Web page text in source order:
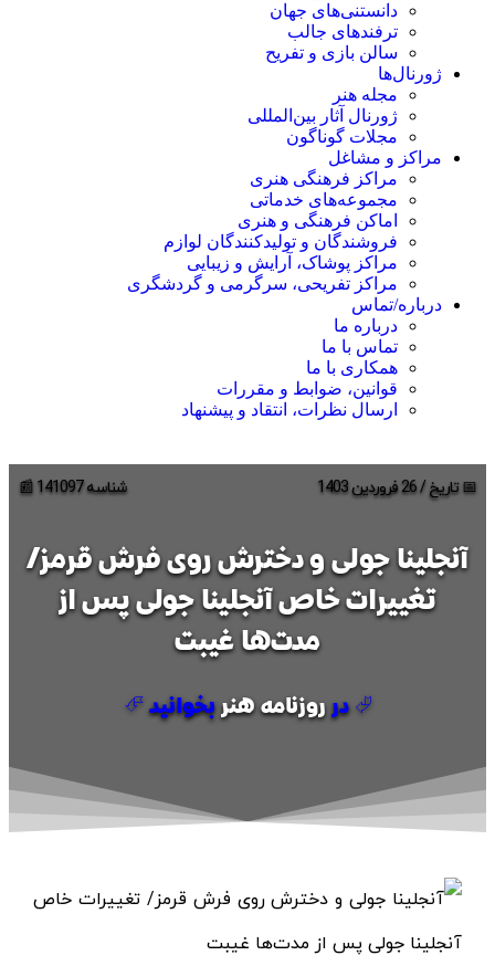
دانستنی‌های جهان
ترفندهای جالب
سالن بازی و تفریح
ژورنال‌ها
مجله هنر
ژورنال آثار بین‌المللی
مجلات گوناگون
مراکز و مشاغل
مراکز فرهنگی هنری
مجموعه‌های خدماتی
اماکن فرهنگی و هنری
فروشندگان و تولیدکنندگان لوازم
مراکز پوشاک، آرایش و زیبایی
مراکز تفریحی، سرگرمی و گردشگری
درباره/تماس
درباره ما
تماس با ما
همکاری با ما
قوانین، ضوابط و مقررات
ارسال نظرات، انتقاد و پیشنهاد
📅 تاریخ / 26 فروردین 1403
آنجلینا جولی و دخترش روی فرش قرمز/
تغییرات خاص آنجلینا جولی پس از
مدت‌ها غیبت
⮰ درروزنامه هنر بخوانید ⮶
شناسه 141097 📰